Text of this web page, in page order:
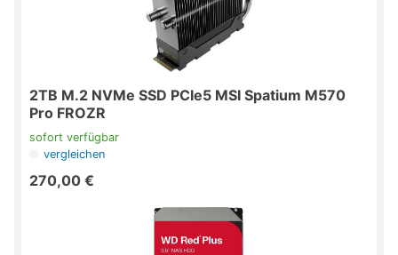
2TB M.2 NVMe SSD PCIe5 MSI Spatium M570
Pro FROZR
sofort verfügbar
vergleichen
270,00 €